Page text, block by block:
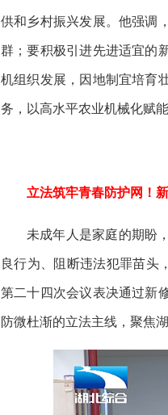
供和乡村振兴发展。他强调
群；要积极引进先进适宜的
机组织发展，因地制宜培育
务，以高水平农业机械化赋
立法筑牢青春防护网！
未成年人是家庭的期盼
良行为、阻断违法犯罪苗头
第二十四次会议表决通过新
防微杜渐的立法主线，聚焦